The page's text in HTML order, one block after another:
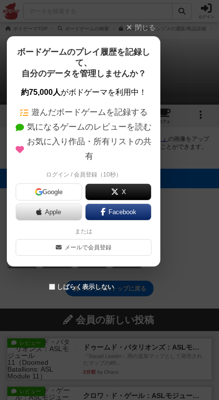
ログイン
ボドゲーマTOP ボードゲームの検索 SushiZumeスシヅメの通販/商品詳細
スシヅメ
4件の画像
4 3 1
カフェ
ボドゲーマにログインすると、 「スシヅメ（SushiZume）」 の画像をアップ
ロード出来たり、他のユーザーの投稿画像に評価を付けることができます。
また、トップ6の画像は様々なページで表示されます。
トップに表示される画像
EJPゲームズ EJPゲームズ
スシヅメのトップに戻る
会員の新しい投稿
レビュー
ドゥームド・バタリオンズ：ASLモジュール11
『Squad Leader』用の追加マップとして発売され
たマップの#9...
2分前 by Chaco
レビュー
クロワ・ド・ゲール：ASLモジュール10
閉じる
ボードゲームのプレイ履歴を記録し
て、
自分のデータを管理しませんか？
約75,000人がボドゲーマを利用中！
遊んだボードゲームを記録する
気になるゲームのレビューを読む
お気に入り作品・所有リストの共
有
ログイン / 会員登録（10秒）
Google X
Apple Facebook
または
メールで会員登録
しばらく表示しない